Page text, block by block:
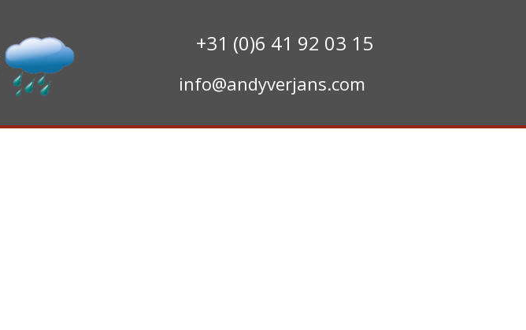
+31 (0)6 41 92 03 15
info@andyverjans.com